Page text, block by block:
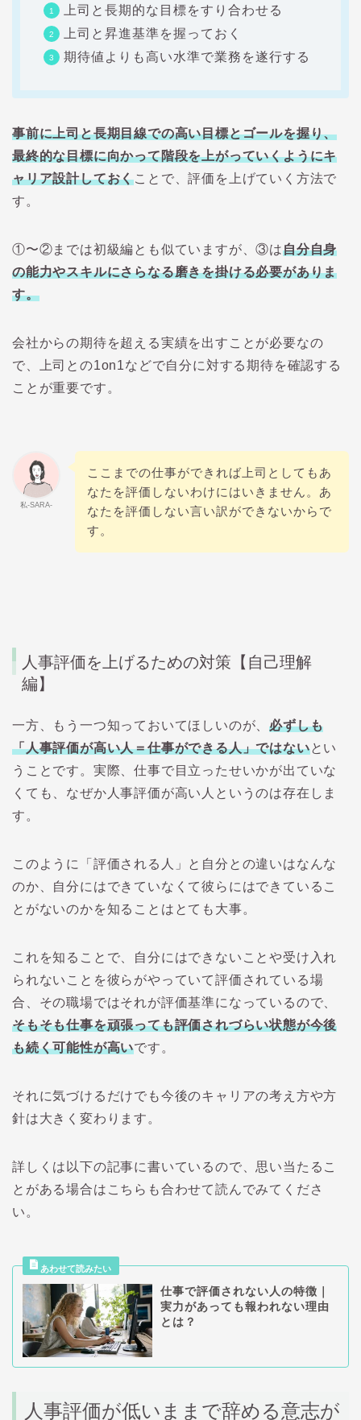
上司と長期的な目標をすり合わせる
上司と昇進基準を握っておく
期待値よりも高い水準で業務を遂行する
事前に上司と長期目線での高い目標とゴールを握り、
最終的な目標に向かって階段を上がっていくようにキ
ャリア設計しておくことで、評価を上げていく方法で
す。
①〜②までは初級編とも似ていますが、③は自分自身
の能力やスキルにさらなる磨きを掛ける必要がありま
す。
会社からの期待を超える実績を出すことが必要なの
で、上司との1on1などで自分に対する期待を確認する
ことが重要です。
私-SARA-
ここまでの仕事ができれば上司としてもあ
なたを評価しないわけにはいきません。あ
なたを評価しない言い訳ができないからで
す。
人事評価を上げるための対策【自己理解
編】
一方、もう一つ知っておいてほしいのが、必ずしも
「人事評価が高い人＝仕事ができる人」ではないとい
うことです。実際、仕事で目立ったせいかが出ていな
くても、なぜか人事評価が高い人というのは存在しま
す。
このように「評価される人」と自分との違いはなんな
のか、自分にはできていなくて彼らにはできているこ
とがないのかを知ることはとても大事。
これを知ることで、自分にはできないことや受け入れ
られないことを彼らがやっていて評価されている場
合、その職場ではそれが評価基準になっているので、
そもそも仕事を頑張っても評価されづらい状態が今後
も続く可能性が高いです。
それに気づけるだけでも今後のキャリアの考え方や方
針は大きく変わります。
詳しくは以下の記事に書いているので、思い当たるこ
とがある場合はこちらも合わせて読んでみてくださ
い。
仕事で評価されない人の特徴｜
実力があっても報われない理由
とは？
人事評価が低いままで辞める意志が